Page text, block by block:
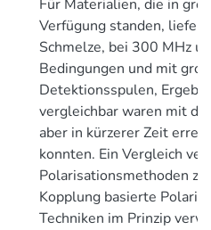
Für Materialien, die in
Verfügung standen,
Schmelze, bei 300 MHz
Bedingungen und mit
Detektionsspulen,
vergleichbar waren mit
aber in kürzerer Zeit
konnten. Ein Vergleich
Polarisationsmethoden
Kopplung basierte
Techniken im Prinzip